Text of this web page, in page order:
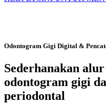
Odontogram Gigi Digital &
Sederhanakan
odontogram gigi
periodontal